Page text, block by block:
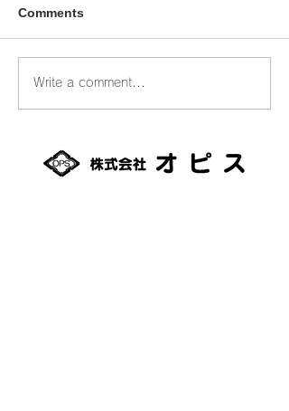
臨時休業のお知らせ
Comments
Write a comment...